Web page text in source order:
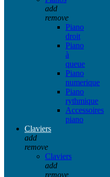
add
remove
Piano
droit
Piano
à
queue
Piano
numerique
Piano
rythmique
Accessoires
piano
Claviers
add
remove
Claviers
add
remove